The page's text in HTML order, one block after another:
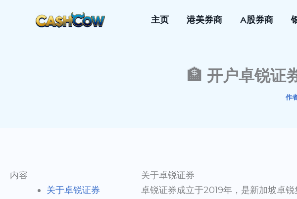
主页 港美券商 A股券商
🏦 开户卓锐证
作
内容
关于卓锐证券
关于卓锐证券
卓锐证券成立于2019年，是新加坡卓